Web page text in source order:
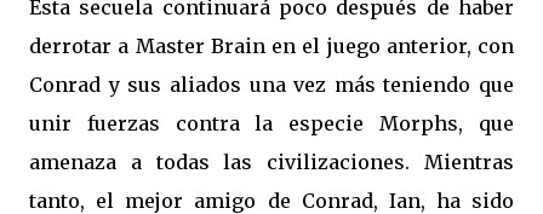
Esta secuela continuará poco después de haber
derrotar a Master Brain en el juego anterior, con
Conrad y sus aliados una vez más teniendo que
unir fuerzas contra la especie Morphs, que
amenaza a todas las civilizaciones. Mientras
tanto, el mejor amigo de Conrad, Ian, ha sido